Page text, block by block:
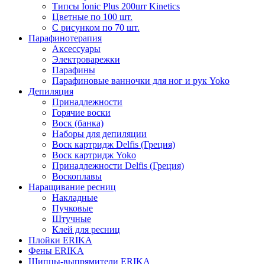
Типсы Ionic Plus 200шт Kinetics
Цветные по 100 шт.
С рисунком по 70 шт.
Парафинотерапия
Аксессуары
Электроварежки
Парафины
Парафиновые ванночки для ног и рук Yoko
Депиляция
Принадлежности
Горячие воски
Воск (банка)
Наборы для депиляции
Воск картридж Delfis (Греция)
Воск картридж Yoko
Принадлежности Delfis (Греция)
Воскоплавы
Наращивание ресниц
Накладные
Пучковые
Штучные
Клей для ресниц
Плойки ERIKA
Фены ERIKA
Щипцы-выпрямители ERIKA